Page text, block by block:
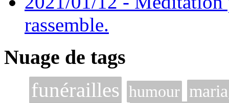
rassemble.
Nuage de tags
funérailles humour